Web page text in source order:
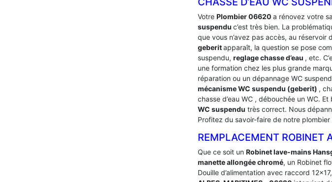
Votre Plombier 06620 a rénovez votre
suspendu c’est très bien. La
que vous n’avez pas accès, au
geberitapparaît, la question se pose
suspendu, reglage chasse d’eau , etc.
une formation chez les plus grande
réparation ou un dépannage WC
mécanisme WC suspendu (geberit) ,
chasse d’eau WC , débouchée un WC.
WC suspendu très correct. Nous
Profitez du savoir-faire de notre plombier
REMPLACEMENT ROBINET
Que ce soit un Robinet lave-mains
manette allongée chromé, un Robinet
Douille d’alimentation avec raccord